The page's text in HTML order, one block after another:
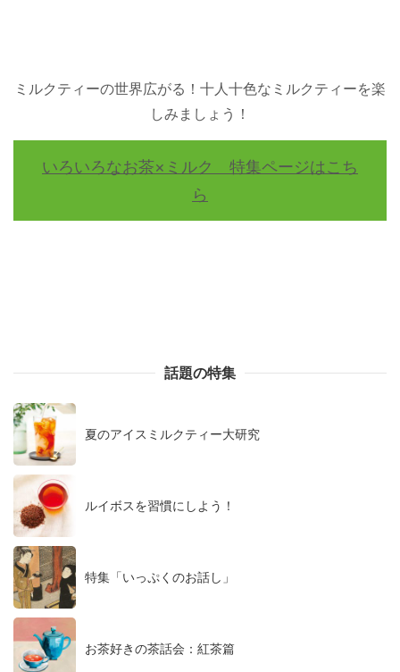
ミルクティーの世界広がる！十人十色なミルクティーを楽
しみましょう！
いろいろなお茶×ミルク 特集ページはこち
ら
話題の特集
夏のアイスミルクティー大研究
ルイボスを習慣にしよう！
特集「いっぷくのお話し」
お茶好きの茶話会：紅茶篇